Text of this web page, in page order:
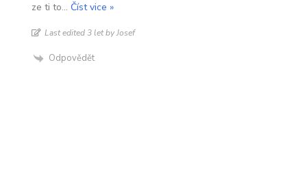
ze ti to… Číst vice »
Last edited 3 let by Josef
Odpovědět